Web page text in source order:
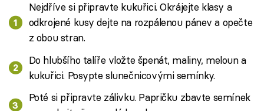
Nejdříve si připravte kukuřici. Okrájejte klasy a
odkrojené kusy dejte na rozpálenou pánev a opečte
z obou stran.
Do hlubšího talíře vložte špenát, maliny, meloun a
kukuřici. Posypte slunečnicovými semínky.
Poté si připravte zálivku. Papričku zbavte semínek